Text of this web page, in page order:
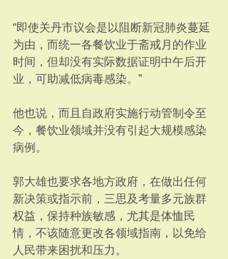
“即使关丹市议会是以阻断新冠肺炎蔓延
为由，而统一各餐饮业于斋戒月的作业
时间，但却没有实际数据证明中午后开
业，可助减低病毒感染。”
他也说，而且自政府实施行动管制令至
今，餐饮业领域并没有引起大规模感染
病例。
郭大雄也要求各地方政府，在做出任何
新决策或指示前，三思及考量多元族群
权益，保持种族敏感，尤其是体恤民
情，不该随意更改各领域指南，以免给
人民带来困扰和压力。